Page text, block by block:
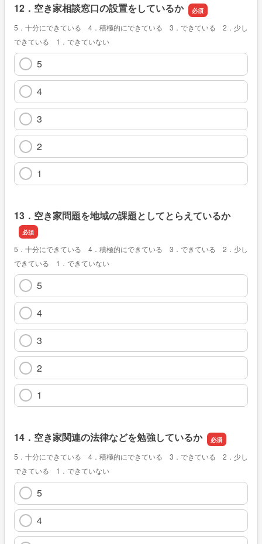
12．空き家相談窓口の設置をしているか
5．十分にできている 4．積極的にできている 3．できている 2．少し
できている 1．できていない
5
4
3
2
1
13．空き家問題を地域の課題としてとらえているか
5．十分にできている 4．積極的にできている 3．できている 2．少し
できている 1．できていない
5
4
3
2
1
14．空き家関連の法律などを勉強しているか
5．十分にできている 4．積極的にできている 3．できている 2．少し
できている 1．できていない
5
4